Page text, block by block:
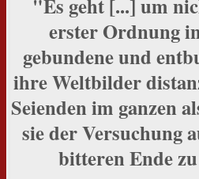
"Es geht [...] um
erster Ordnung
gebundene und
ihre Weltbilder
Seienden im ganzen
sie der Versuchung
bitteren Ende